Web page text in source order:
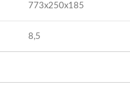
773x250x185
8,5